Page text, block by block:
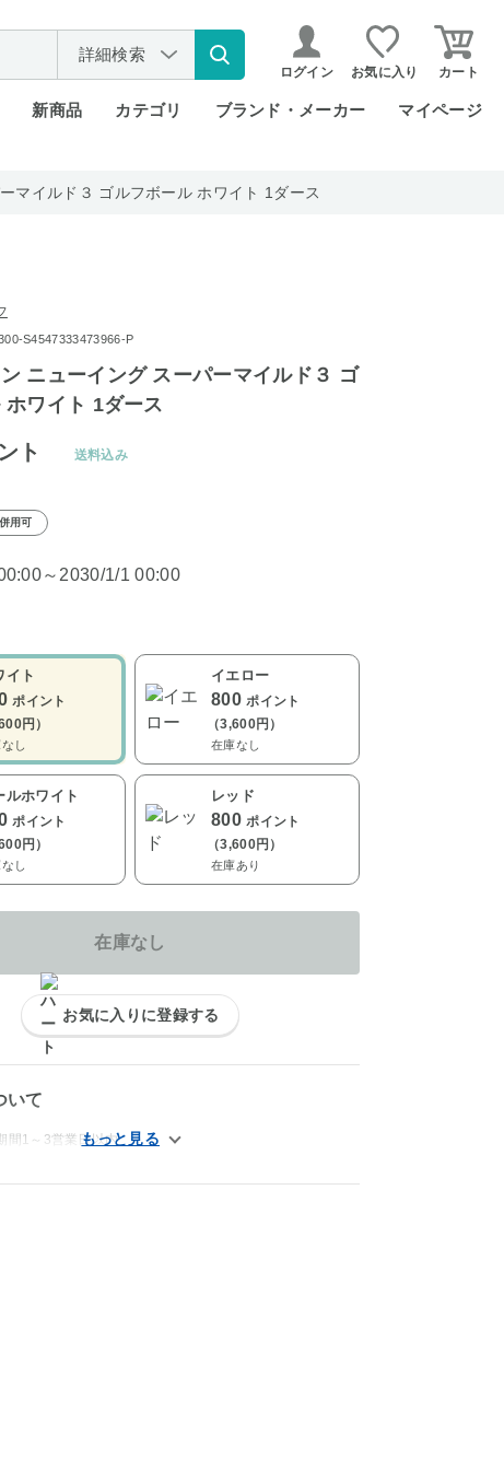
詳細検索
ログイン お気に入り カート
新商品 カテゴリ ブランド・メーカー マイページ
マイルド３ ゴルフボール ホワイト 1ダース
S4547333473966-P
ニューイング スーパーマイルド３ ゴ
ワイト 1ダース
ト 送料込み
用可
～2030/1/1 00:00
イト
ポイント
円）
し
イエロー
800 ポイント
（3,600円）
在庫なし
ルホワイト
ポイント
円）
し
レッド
800 ポイント
（3,600円）
在庫あり
在庫なし
お気に入りに登録する
いて
間1～3営業日以内